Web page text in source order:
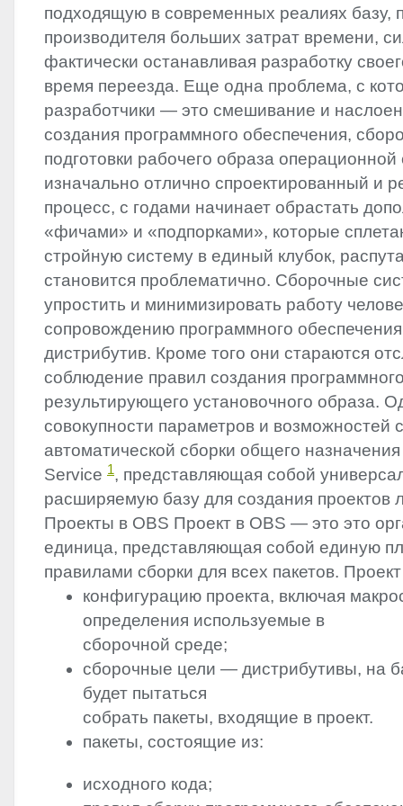
подходящую в современных реалиях базу,
производителя больших затрат времени,
фактически останавливая разработку
время переезда. Еще одна проблема, с
разработчики — это смешивание и
создания программного обеспечения,
подготовки рабочего образа
изначально отлично спроектированный и
процесс, с годами начинает обрастать
«фичами» и «подпорками», которые
стройную систему в единый клубок,
становится проблематично. Сборочные
упростить и минимизировать работу
сопровождению программного
дистрибутив. Кроме того они стараются
соблюдение правил создания
результирующего установочного образа.
совокупности параметров и возможностей
автоматической сборки общего
Service 1, представляющая собой
расширяемую базу для создания проектов
Проекты в OBS Проект в OBS — это это
единица, представляющая собой единую
правилами сборки для всех пакетов.
конфигурацию проекта, включая
определения используемые в
сборочной среде;
сборочные цели — дистрибутивы, на
будет пытаться
собрать пакеты, входящие в проект.
пакеты, состоящие из:
исходного кода;